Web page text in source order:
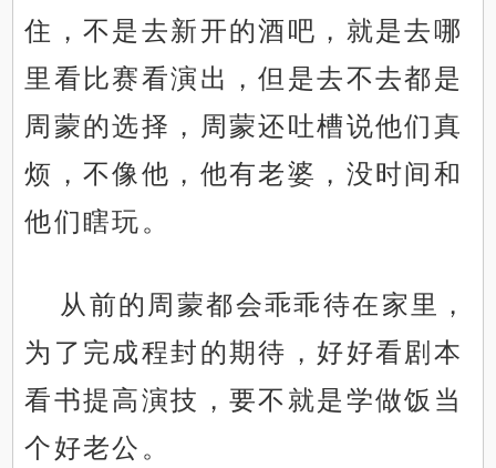
住，不是去新开的酒吧，就是去哪
里看比赛看演出，但是去不去都是
周蒙的选择，周蒙还吐槽说他们真
烦，不像他，他有老婆，没时间和
他们瞎玩。
从前的周蒙都会乖乖待在家里，
为了完成程封的期待，好好看剧本
看书提高演技，要不就是学做饭当
个好老公。